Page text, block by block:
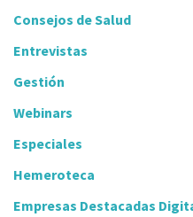
Consejos de Salud
Entrevistas
Gestión
Webinars
Especiales
Hemeroteca
Empresas Destacadas